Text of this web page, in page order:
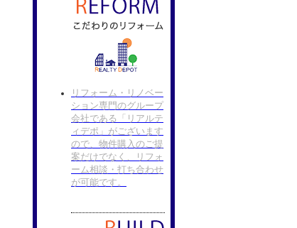
リフォーム・リノベー
ション専門のグループ
会社である「リアルテ
ィデポ」がございます
ので、物件購入のご提
案だけでなく、リフォ
ーム相談・打ち合わせ
が可能です。